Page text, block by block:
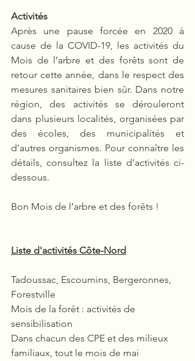
Activités
Après une pause forcée en 2020 à
cause de la COVID-19, les activités du
Mois de l’arbre et des forêts sont de
retour cette année, dans le respect des
mesures sanitaires bien sûr. Dans notre
région, des activités se dérouleront
dans plusieurs localités, organisées par
des écoles, des municipalités et
d’autres organismes. Pour connaître les
détails, consultez la liste d’activités ci-
dessous.
Bon Mois de l’arbre et des forêts !
Liste d'activités Côte-Nord
Tadoussac, Escoumins, Bergeronnes,
Forestville
Mois de la forêt : activités de
sensibilisation
Dans chacun des CPE et des milieux
familiaux, tout le mois de mai